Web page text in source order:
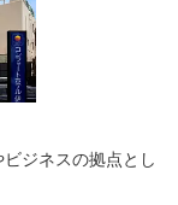
ジネスの拠点とし